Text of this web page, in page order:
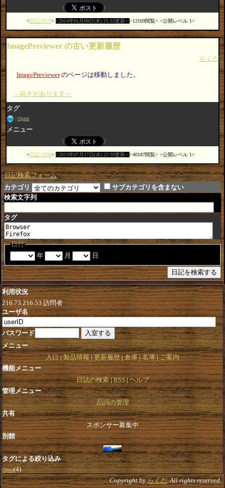
日記:3273 2014年01月09日(木) 21:53更新 12169閲覧 公開レベル 1
ImagePreviewer の古い更新履歴
らくだ
ImagePreviewerのページは移動しました。
～続きがあります～
タグ
Opera
メニュー
日記:2130 2013年07月17日(水) 22:59更新 40187閲覧 公開レベル 1
日記検索フォーム
カテゴリ
サブカテゴリを含まない
検索文字列
タグ
日付
年
月 日
利用状況
216.73.216.53訪問者
ユーザ名
パスワード
メニュー
入口 製品情報 更新履歴 倉庫 名簿 ご案内
機能メニュー
日誌の検索 RSS ヘルプ
管理メニュー
品詞の管理
共有
スポンサー募集中
別館
タグによる絞り込み
Opera(4)
Copyright byらくだ. All rights reserved.